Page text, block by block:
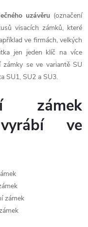
uzávěru(označení
visacích zámků, které
ve firmách, velkých
jen jeden klíč na více
se ve variantě SU
SU1, SU2 a SU3.
zámek
ve
zámek